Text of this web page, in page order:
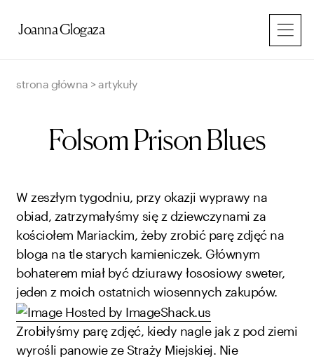
Joanna Glogaza
strona główna > artykuły
Folsom Prison Blues
W zeszłym tygodniu, przy okazji wyprawy na
obiad, zatrzymałyśmy się z dziewczynami za
kościołem Mariackim, żeby zrobić parę zdjęć na
bloga na tle starych kamieniczek. Głównym
bohaterem miał być dziurawy łososiowy sweter,
jeden z moich ostatnich wiosennych zakupów.
Zrobiłyśmy parę zdjęć, kiedy nagle jak z pod ziemi
wyrośli panowie ze Straży Miejskiej. Nie